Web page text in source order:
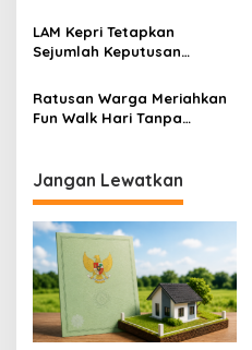
Pengembangan Proyek
Strategis di Batam
LAM Kepri Tetapkan
Sejumlah Keputusan
Sosial hingga Penegakan
Hukum Adat
Ratusan Warga Meriahkan
Fun Walk Hari Tanpa
Gaya Hidup Sehat
Jangan Lewatkan